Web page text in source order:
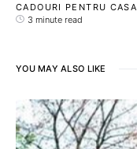
CADOURI PENTRU CASA
3 minute read
YOU MAY ALSO LIKE